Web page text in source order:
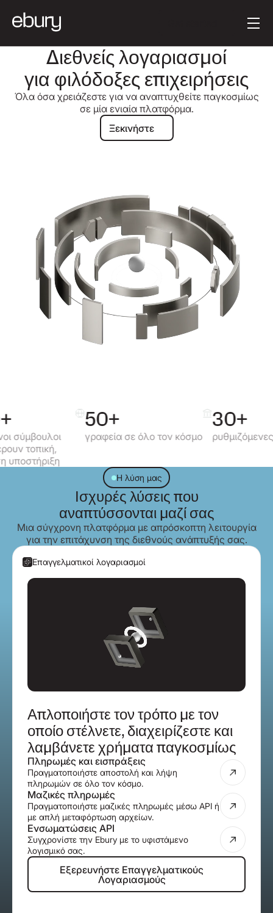
Διεθνείς λογαριασμοί
για φιλόδοξες επιχειρήσεις
Όλα όσα χρειάζεστε για να αναπτυχθείτε παγκοσμίως
σε μία ενιαία πλατφόρμα.
Ξεκινήστε
Ξεκινήστε
γραφεία σε όλο τον κόσμο ρυθμιζόμενες αγορές
Η λύση μας
Ισχυρές λύσεις που
αναπτύσσονται μαζί σας
Μια σύγχρονη πλατφόρμα με απρόσκοπτη λειτουργία
για την επιτάχυνση της διεθνούς ανάπτυξής σας.
Επαγγελματικοί λογαριασμοί
Απλοποιήστε τον τρόπο με τον
οποίο στέλνετε, διαχειρίζεστε και
λαμβάνετε χρήματα παγκοσμίως
Πληρωμές και εισπράξεις
Πραγματοποιήστε αποστολή και λήψη
πληρωμών σε όλο τον κόσμο.
Μαζικές πληρωμές
Πραγματοποιήστε μαζικές πληρωμές μέσω API ή
με απλή μεταφόρτωση αρχείων.
Ενσωματώσεις API
Συγχρονίστε την Ebury με το υφιστάμενο
λογισμικό σας.
Εξερευνήστε Επαγγελματικούς
Εξερευνήστε Επαγγελματικούς
Λογαριασμούς